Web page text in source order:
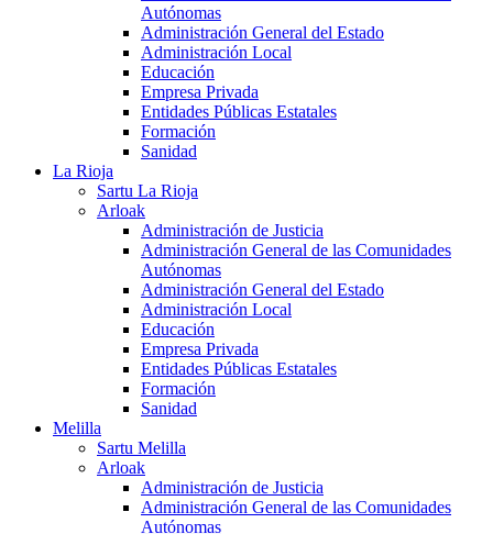
Autónomas
Administración General del Estado
Administración Local
Educación
Empresa Privada
Entidades Públicas Estatales
Formación
Sanidad
La Rioja
Sartu La Rioja
Arloak
Administración de Justicia
Administración General de las Comunidades
Autónomas
Administración General del Estado
Administración Local
Educación
Empresa Privada
Entidades Públicas Estatales
Formación
Sanidad
Melilla
Sartu Melilla
Arloak
Administración de Justicia
Administración General de las Comunidades
Autónomas